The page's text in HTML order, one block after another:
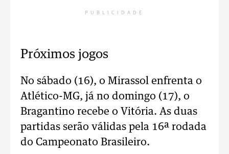
PUBLICIDADE
Próximos jogos
No sábado (16), o Mirassol enfrenta o
Atlético-MG, já no domingo (17), o
Bragantino recebe o Vitória. As duas
partidas serão válidas pela 16ª rodada
do Campeonato Brasileiro.